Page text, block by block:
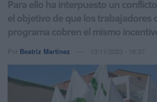
Para ello ha interpuesto un
el objetivo de que los trabajadores
programa cobren el mismo
Por Beatriz Martínez 13/11/2023 - 16:37